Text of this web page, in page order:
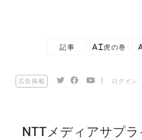
記事 AI虎の巻
広告掲載 ログイン
NTTメディアサプ